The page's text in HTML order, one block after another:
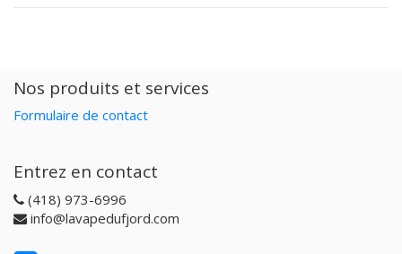
Nos produits et services
Formulaire de contact
Entrez en contact
(418) 973-6996
info@lavapedufjord.com